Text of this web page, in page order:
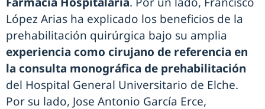
López Arias ha explicado los beneficios de la
prehabilitación quirúrgica bajo su amplia
experiencia como cirujano de referencia en
la consulta monográfica de prehabilitación
del Hospital General Universitario de Elche.
Por su lado, Jose Antonio García Erce,